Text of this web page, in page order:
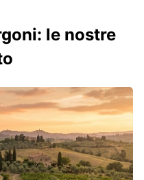
le nostre